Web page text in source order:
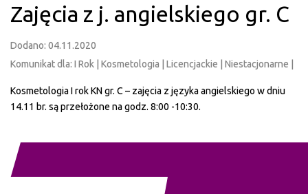
Zajęcia z j. angielskiego gr. C
Dodano: 04.11.2020
Komunikat dla: I Rok | Kosmetologia | Licencjackie | Niestacjonarne |
Kosmetologia I rok KN gr. C – zajęcia z języka angielskiego w dniu
14.11 br. są przełożone na godz. 8:00 -10:30.